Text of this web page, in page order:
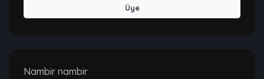
Üye
Nambir nambir